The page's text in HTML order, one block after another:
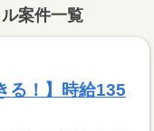
案件一覧
る！】時給135